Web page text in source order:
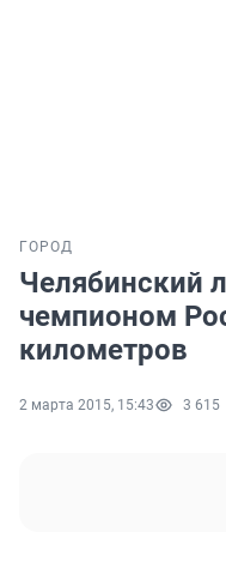
ГОРОД
Челябинский
чемпионом
километров
2 марта 2015, 15:43 3 615